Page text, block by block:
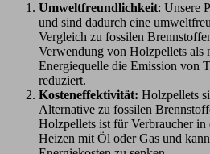
Umweltfreundlichkeit: Unsere
und sind dadurch eine
Vergleich zu fossilen
Verwendung von Holzpellets als
Energiequelle die Emission von
reduziert.
Kosteneffektivität: Holzpellets
Alternative zu fossilen
Holzpellets ist für Verbraucher in
Heizen mit Öl oder Gas und